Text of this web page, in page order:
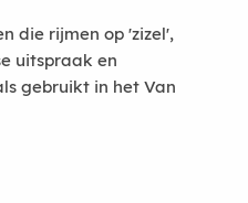
die rijmen op 'zizel',
uitspraak en
gebruikt in het Van